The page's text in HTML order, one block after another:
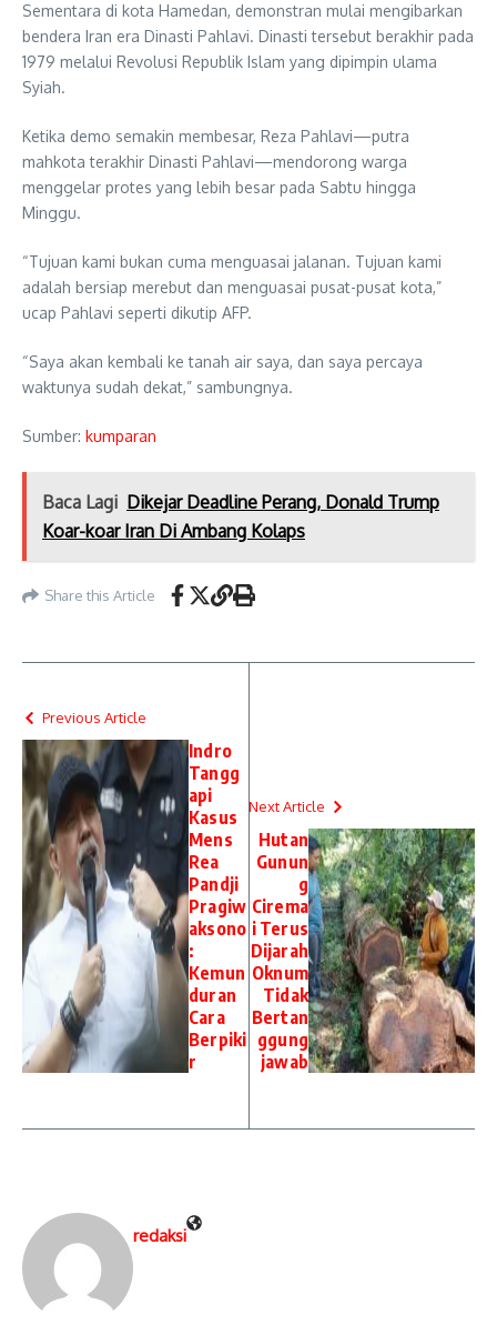
Sementara di kota Hamedan, demonstran mulai mengibarkan
bendera Iran era Dinasti Pahlavi. Dinasti tersebut berakhir pada
1979 melalui Revolusi Republik Islam yang dipimpin ulama
Syiah.
Ketika demo semakin membesar, Reza Pahlavi—putra
mahkota terakhir Dinasti Pahlavi—mendorong warga
menggelar protes yang lebih besar pada Sabtu hingga
Minggu.
“Tujuan kami bukan cuma menguasai jalanan. Tujuan kami
adalah bersiap merebut dan menguasai pusat-pusat kota,”
ucap Pahlavi seperti dikutip AFP.
“Saya akan kembali ke tanah air saya, dan saya percaya
waktunya sudah dekat,” sambungnya.
Sumber: kumparan
Baca Lagi Dikejar Deadline Perang, Donald Trump
Koar-koar Iran Di Ambang Kolaps
Share this Article
Previous Article
Indro
Tangg
api
Kasus
Mens
Rea
Pandji
Pragiw
aksono
:
Kemun
duran
Cara
Berpiki
r
Next Article
Hutan
Gunun
g
Cirema
i Terus
Dijarah
Oknum
Tidak
Bertan
ggung
jawab
redaksi